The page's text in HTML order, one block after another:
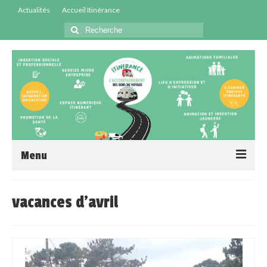
Actualités Accueil Itinérance
Menu
Service Insertion
Médiation Santé
vacances d'avril